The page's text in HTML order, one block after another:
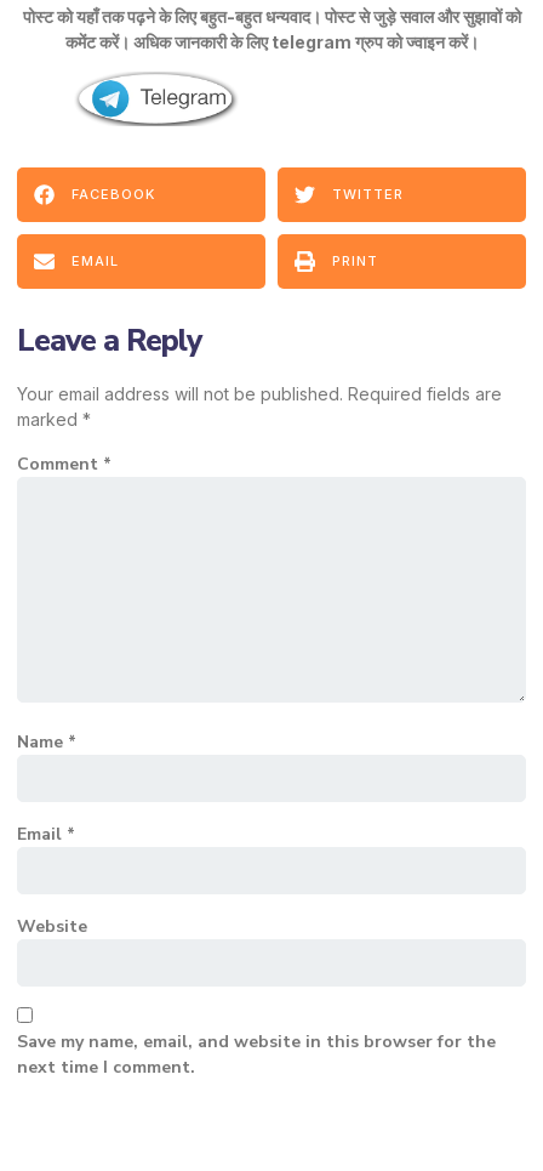
पोस्ट को यहाँ तक पढ़ने के लिए बहुत-बहुत धन्यवाद। पोस्ट से जुड़े सवाल और सुझावों को
कमेंट करें। अधिक जानकारी के लिए telegram ग्रुप को ज्वाइन करें।
FACEBOOK TWITTER
EMAIL PRINT
Leave a Reply
Your email address will not be published. Required fields are
marked *
Comment *
Name *
Email *
Website
Save my name, email, and website in this browser for the
next time I comment.